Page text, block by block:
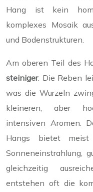
Hang ist kein
komplexes Mosaik
und Bodenstrukturen.
Am oberen Teil des
steiniger. Die Reben
was die Wurzeln
kleineren, aber
intensiven Aromen.
Hangs bietet
Sonneneinstrahlung,
gleichzeitig
entstehen oft die